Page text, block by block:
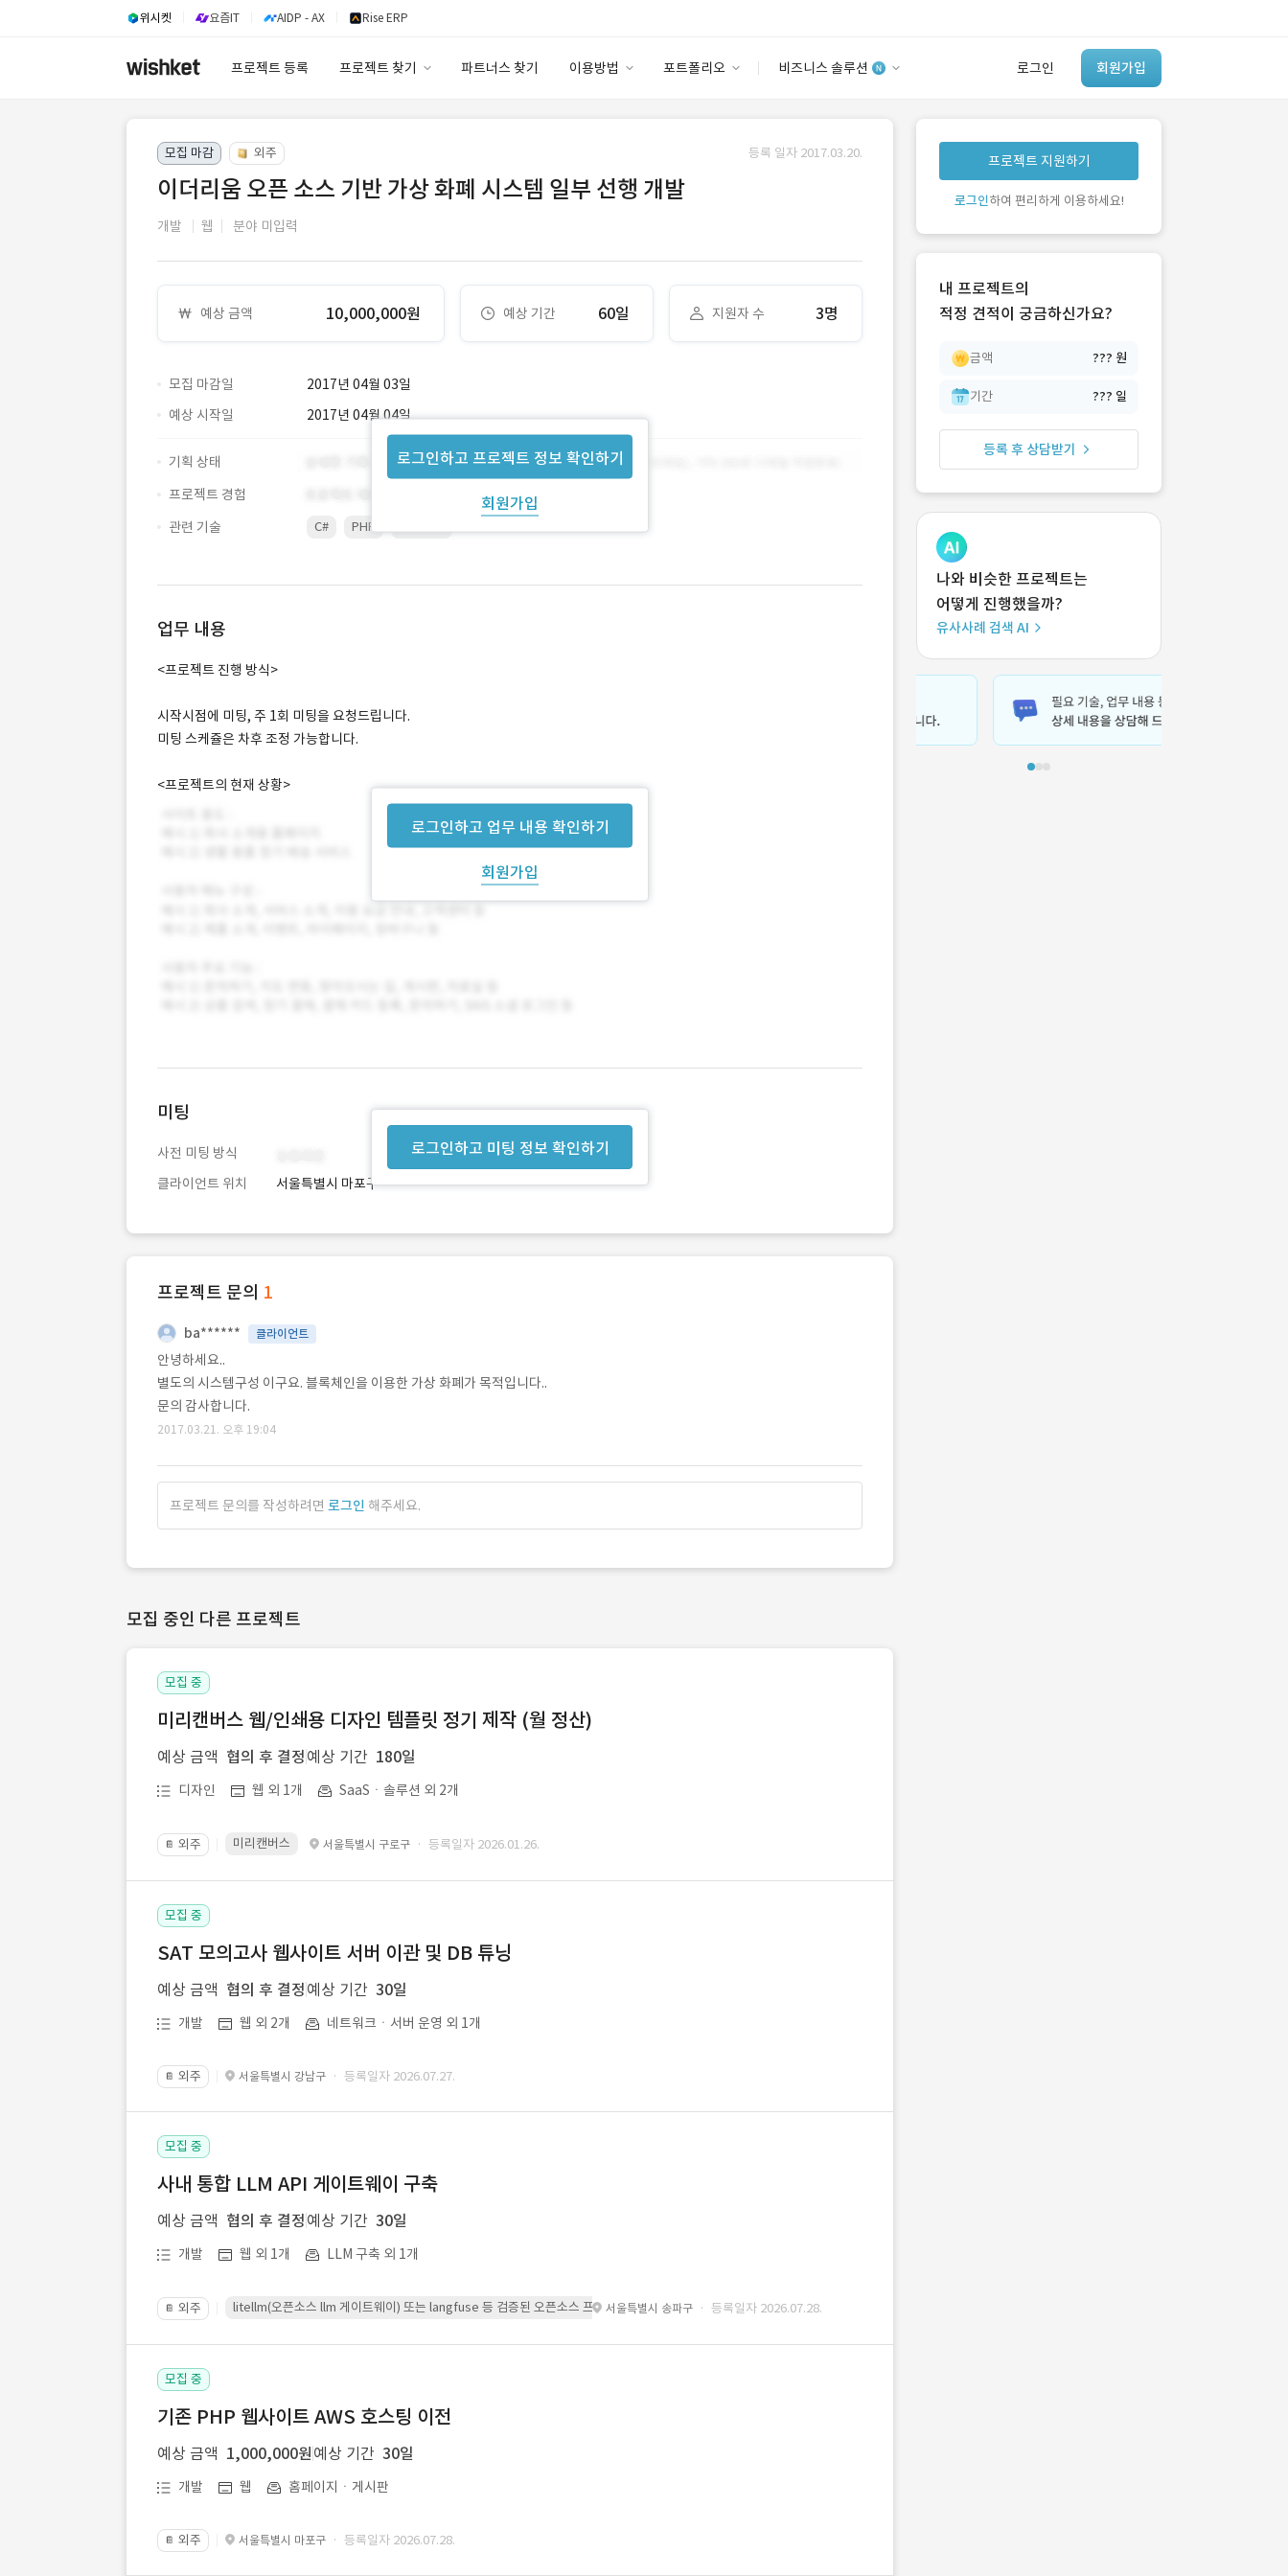
위시켓 요즘IT AIDP - AX Rise ERP
프로젝트 등록 프로젝트 찾기 파트너스 찾기 이용방법 포트폴리오 비즈니스 솔루션 로그인 회원가입
이용요금
고객센터
안심 코드 케어
유사사례 검색 AI
‘이런 거’ 만들어본
개발 회사 있어?
모집 마감 외주 등록 일자 2017.03.20.
이더리움 오픈 소스 기반 가상 화폐 시스템 일부 선행 개발
개발 웹 분야 미입력
예상 금액 10,000,000원 예상 기간 60일 지원자 수 3명
모집 마감일 2017년 04월 03일
로그인하고 프로젝트 정보 확인하기
회원가입
예상 시작일 2017년 04월 04일
기획 상태
프로젝트 경험
관련 기술
C# PHP
업무 내용
로그인하고 업무 내용 확인하기
회원가입
<프로젝트 진행 방식>
시작시점에 미팅, 주 1회 미팅을 요청드립니다.
미팅 스케쥴은 차후 조정 가능합니다.
<프로젝트의 현재 상황>
로그인하고 미팅 정보 확인하기
미팅
사전 미팅 방식
클라이언트 위치
서울특별시 마포구
프로젝트 문의 1
ba****** 클라이언트
안녕하세요..
별도의 시스템구성 이구요. 블록체인을 이용한 가상 화폐가 목적입니다..
문의 감사합니다.
2017.03.21. 오후 19:04
프로젝트 문의를 작성하려면 로그인 해주세요.
모집 중인 다른 프로젝트
모집 중
미리캔버스 웹/인쇄용 디자인 템플릿 정기 제작 (월 정산)
예상 금액 협의 후 결정 예상 기간 180일
디자인 웹 외 1개 SaaSㆍ솔루션 외 2개
📔 외주 미리캔버스 서울특별시 구로구 · 등록일자 2026.01.26.
모집 중
SAT 모의고사 웹사이트 서버 이관 및 DB 튜닝
예상 금액 협의 후 결정 예상 기간 30일
개발 웹 외 2개 네트워크ㆍ서버 운영 외 1개
📔 외주 서울특별시 강남구 · 등록일자 2026.07.27.
모집 중
사내 통합 LLM API 게이트웨이 구축
예상 금액 협의 후 결정 예상 기간 30일
개발 웹 외 1개 LLM 구축 외 1개
📔 외주 litellm(오픈소스 llm 게이트웨이) 또는 langfuse 등 검증된 오픈소스 프레임워크를 기반으로 시스템을 구축
서울특별시 송파구 · 등록일자 2026.07.28.
모집 중
기존 PHP 웹사이트 AWS 호스팅 이전
예상 금액 1,000,000원 예상 기간 30일
개발 웹 홈페이지ㆍ게시판
📔 외주 서울특별시 마포구 · 등록일자 2026.07.28.
프로젝트 지원하기
로그인하여 편리하게 이용하세요!
내 프로젝트의
적정 견적이 궁금하신가요?
금액 ??? 원
기간 ??? 일
등록 후 상담받기
나와 비슷한 프로젝트는
어떻게 진행했을까?
유사사례 검색 AI